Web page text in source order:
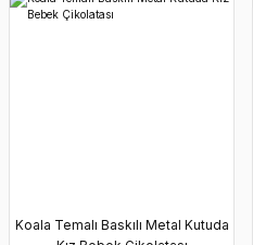
Koala Temalı Baskılı Metal Kutuda